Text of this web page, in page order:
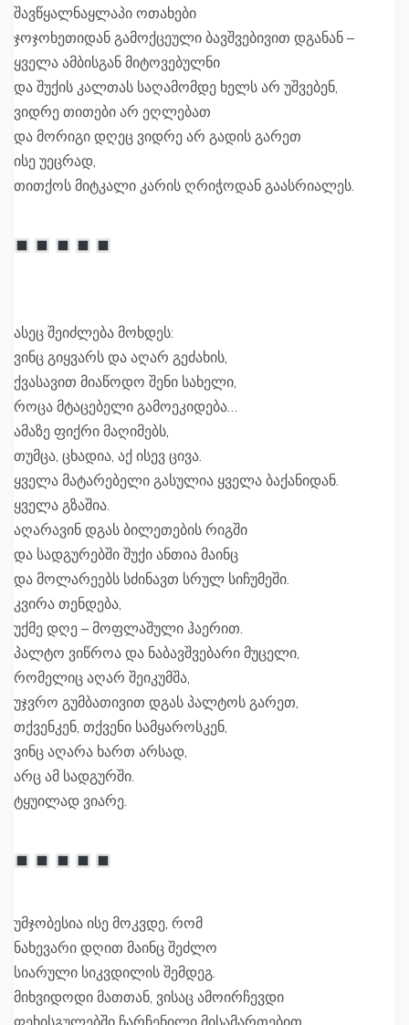
შავწყალნაყლაპი ოთახები
ჯოჯოხეთიდან გამოქცეული ბავშვებივით დგანან –
ყველა ამბისგან მიტოვებულნი
და შუქის კალთას საღამომდე ხელს არ უშვებენ,
ვიდრე თითები არ ეღლებათ
და მორიგი დღეც ვიდრე არ გადის გარეთ
ისე უეცრად,
თითქოს მიტკალი კარის ღრიჭოდან გაასრიალეს.
ასეც შეიძლება მოხდეს:
ვინც გიყვარს და აღარ გეძახის,
ქვასავით მიაწოდო შენი სახელი,
როცა მტაცებელი გამოეკიდება…
ამაზე ფიქრი მაღიმებს,
თუმცა, ცხადია, აქ ისევ ცივა.
ყველა მატარებელი გასულია ყველა ბაქანიდან.
ყველა გზაშია.
აღარავინ დგას ბილეთების რიგში
და სადგურებში შუქი ანთია მაინც
და მოლარეებს სძინავთ სრულ სიჩუმეში.
კვირა თენდება,
უქმე დღე – მოფლაშული ჰაერით.
პალტო ვიწროა და ნაბავშვებარი მუცელი,
რომელიც აღარ შეიკუმშა,
უჯვრო გუმბათივით დგას პალტოს გარეთ,
თქვენკენ, თქვენი სამყაროსკენ,
ვინც აღარა ხართ არსად,
არც ამ სადგურში.
ტყუილად ვიარე.
უმჯობესია ისე მოკვდე, რომ
ნახევარი დღით მაინც შეძლო
სიარული სიკვდილის შემდეგ.
მიხვიდოდი მათთან, ვისაც ამოირჩევდი
ფეხისგულებში ჩარჩენილი მისამართებით.